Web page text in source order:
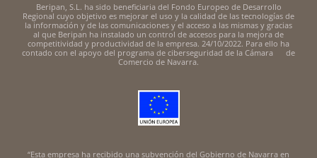
Beripan, S.L. ha sido beneficiaria del Fondo Europeo de Desarrollo
Regional cuyo objetivo es mejorar el uso y la calidad de las tecnologías de
la información y de las comunicaciones y el acceso a las mismas y gracias
al que Beripan ha instalado un control de accesos para la mejora de
competitividad y productividad de la empresa. 24/10/2022. Para ello ha
contado con el apoyo del programa de ciberseguridad de la Cámara de
Comercio de Navarra.
“Esta empresa ha recibido una subvención del Gobierno de Navarra en